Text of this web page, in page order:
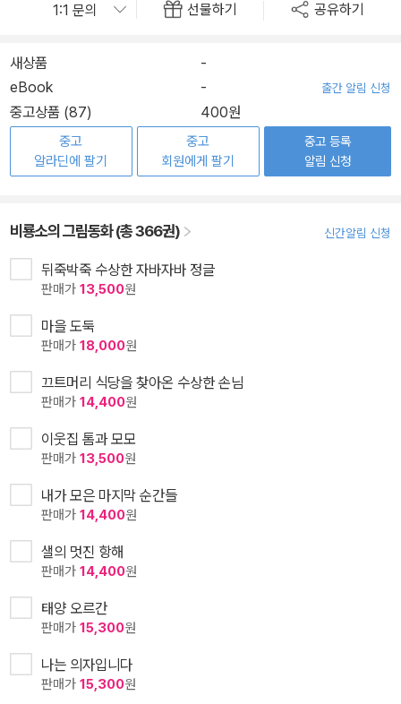
선물하기 공유하기
새상품
-
eBook
- 출간 알림 신청
중고상품 (87) 400원
중고
알라딘에 팔기
중고
회원에게 팔기
중고 등록
알림 신청
비룡소의 그림동화 (총 366권) 신간알림 신청
뒤죽박죽 수상한 자바자바 정글
판매가 13,500원
마을 도둑
판매가 18,000원
끄트머리 식당을 찾아온 수상한 손님
판매가 14,400원
이웃집 톰과 모모
판매가 13,500원
내가 모은 마지막 순간들
판매가 14,400원
샐의 멋진 항해
판매가 14,400원
태양 오르간
판매가 15,300원
나는 의자입니다
판매가 15,300원